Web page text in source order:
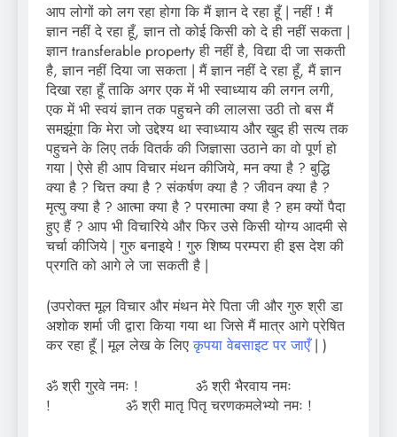
आप लोगों को लग रहा होगा कि मैं ज्ञान दे रहा हूँ | नहीं ! मैं
ज्ञान नहीं दे रहा हूँ, ज्ञान तो कोई किसी को दे ही नहीं सकता |
ज्ञान transferable property ही नहीं है, विद्या दी जा सकती
है, ज्ञान नहीं दिया जा सकता | मैं ज्ञान नहीं दे रहा हूँ, मैं ज्ञान
दिखा रहा हूँ ताकि अगर एक में भी स्वाध्याय की लगन लगी,
एक में भी स्वयं ज्ञान तक पहुचने की लालसा उठी तो बस मैं
समझूंगा कि मेरा जो उद्देश्य था स्वाध्याय और खुद ही सत्य तक
पहुचने के लिए तर्क वितर्क की जिज्ञासा उठाने का वो पूर्ण हो
गया | ऐसे ही आप विचार मंथन कीजिये, मन क्या है ? बुद्धि
क्या है ? चित्त क्या है ? संकर्षण क्या है ? जीवन क्या है ?
मृत्यु क्या है ? आत्मा क्या है ? परमात्मा क्या है ? हम क्यों पैदा
हुए हैं ? आप भी विचारिये और फिर उसे किसी योग्य आदमी से
चर्चा कीजिये | गुरु बनाइये ! गुरु शिष्य परम्परा ही इस देश की
प्रगति को आगे ले जा सकती है |
(उपरोक्त मूल विचार और मंथन मेरे पिता जी और गुरु श्री डा
अशोक शर्मा जी द्वारा किया गया था जिसे मैं मात्र आगे प्रेषित
कर रहा हूँ | मूल लेख के लिएकृपया वेबसाइट पर जाएँ| )
ॐ श्री गुरवे नमः ! ॐ श्री भैरवाय नमः
! ॐ श्री मातृ पितृ चरणकमलेभ्यो नमः !